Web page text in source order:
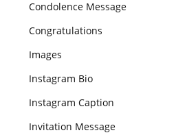
Condolence Message
Congratulations
Images
Instagram Bio
Instagram Caption
Invitation Message